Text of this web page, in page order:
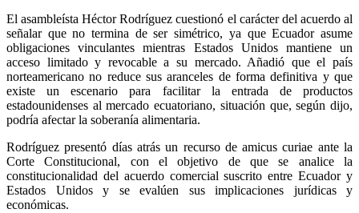
El asambleísta Héctor Rodríguez cuestionó el carácter del acuerdo al
señalar que no termina de ser simétrico, ya que Ecuador asume
obligaciones vinculantes mientras Estados Unidos mantiene un
acceso limitado y revocable a su mercado. Añadió que el país
norteamericano no reduce sus aranceles de forma definitiva y que
existe un escenario para facilitar la entrada de productos
estadounidenses al mercado ecuatoriano, situación que, según dijo,
podría afectar la soberanía alimentaria.
Rodríguez presentó días atrás un recurso de amicus curiae ante la
Corte Constitucional, con el objetivo de que se analice la
constitucionalidad del acuerdo comercial suscrito entre Ecuador y
Estados Unidos y se evalúen sus implicaciones jurídicas y
económicas.